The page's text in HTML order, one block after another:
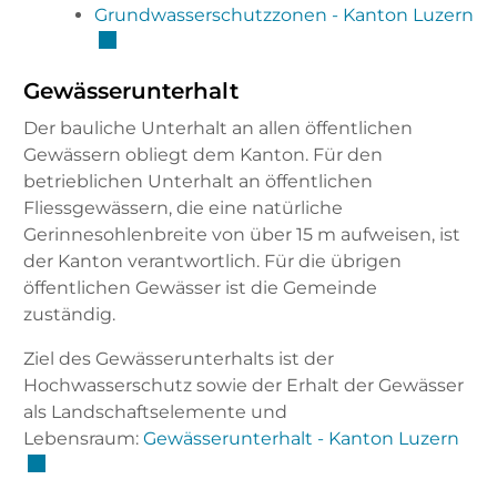
Grundwasserschutzzonen - Kanton Luzern
Gewässerunterhalt
Der bauliche Unterhalt an allen öffentlichen
Gewässern obliegt dem Kanton. Für den
betrieblichen Unterhalt an öffentlichen
Fliessgewässern, die eine natürliche
Gerinnesohlenbreite von über 15 m aufweisen, ist
der Kanton verantwortlich. Für die übrigen
öffentlichen Gewässer ist die Gemeinde
zuständig.
Ziel des Gewässerunterhalts ist der
Hochwasserschutz sowie der Erhalt der Gewässer
als Landschaftselemente und
Lebensraum: Gewässerunterhalt - Kanton Luzern